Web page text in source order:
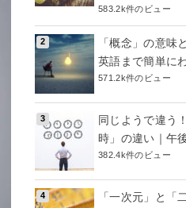
583.2k件のビュー
「概念」の意味
英語まで簡単に
571.2k件のビュー
同じようで違う
時」の違い｜午
382.4k件のビュー
「一次元」と「